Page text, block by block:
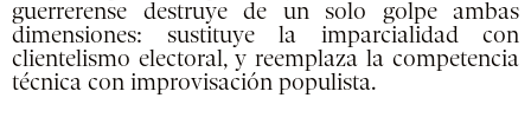
guerrerense destruye de un solo golpe ambas
dimensiones: sustituye la imparcialidad con
clientelismo electoral, y reemplaza la competencia
técnica con improvisación populista.